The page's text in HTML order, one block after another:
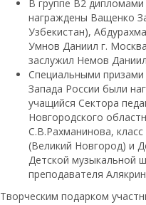
В группе В2
награждены Ващенко
Узбекистан),
Умнов Даниил г.
заслужил Немов
Специальными
Запада России были
учащийся Сектора
Новгородского
С.В.Рахманинова,
(Великий Новгород) и
Детской музыкальной
преподавателя
Творческим подарком